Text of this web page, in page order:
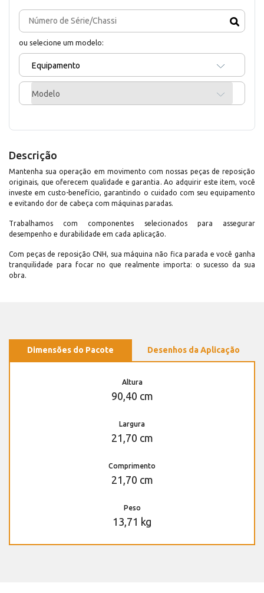
ou selecione um modelo:
Equipamento
Modelo
Descrição
Mantenha sua operação em movimento com nossas peças de reposição
originais, que oferecem qualidade e garantia. Ao adquirir este item, você
investe em custo-benefício, garantindo o cuidado com seu equipamento
e evitando dor de cabeça com máquinas paradas.
Trabalhamos com componentes selecionados para assegurar
desempenho e durabilidade em cada aplicação.
Com peças de reposição CNH, sua máquina não fica parada e você ganha
tranquilidade para focar no que realmente importa: o sucesso da sua
obra.
Dimensões do Pacote Desenhos da Aplicação
Altura
90,40 cm
Largura
21,70 cm
Comprimento
21,70 cm
Peso
13,71 kg